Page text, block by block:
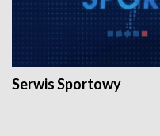
Serwis Sportowy